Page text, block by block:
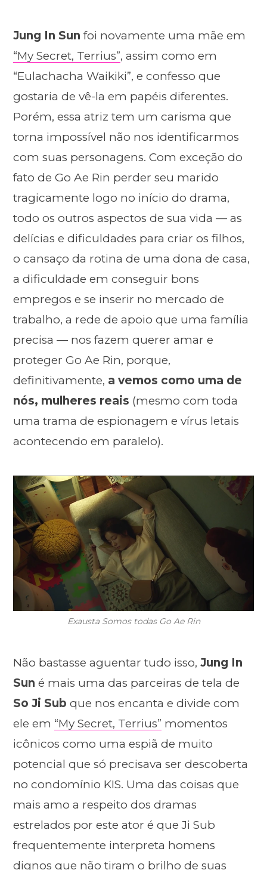
Jung In Sun foi novamente uma mãe em
“My Secret, Terrius”, assim como em
“Eulachacha Waikiki”, e confesso que
gostaria de vê-la em papéis diferentes.
Porém, essa atriz tem um carisma que
torna impossível não nos identificarmos
com suas personagens. Com exceção do
fato de Go Ae Rin perder seu marido
tragicamente logo no início do drama,
todo os outros aspectos de sua vida — as
delícias e dificuldades para criar os filhos,
o cansaço da rotina de uma dona de casa,
a dificuldade em conseguir bons
empregos e se inserir no mercado de
trabalho, a rede de apoio que uma família
precisa — nos fazem querer amar e
proteger Go Ae Rin, porque,
definitivamente, a vemos como uma de
nós, mulheres reais (mesmo com toda
uma trama de espionagem e vírus letais
acontecendo em paralelo).
Exausta Somos todas Go Ae Rin
Não bastasse aguentar tudo isso, Jung In
Sun é mais uma das parceiras de tela de
So Ji Sub que nos encanta e divide com
ele em “My Secret, Terrius” momentos
icônicos como uma espiã de muito
potencial que só precisava ser descoberta
no condomínio KIS. Uma das coisas que
mais amo a respeito dos dramas
estrelados por este ator é que Ji Sub
frequentemente interpreta homens
dignos que não tiram o brilho de suas